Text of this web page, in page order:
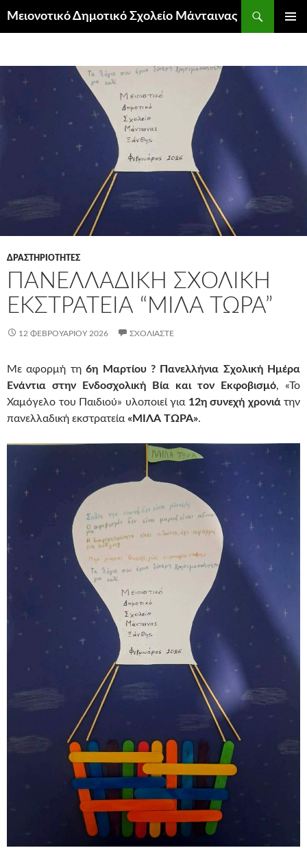
Μειονοτικό Δημοτικό Σχολείο Μάνταινας
ΔΡΑΣΤΗΡΙΟΤΗΤΕΣ
ΠΑΝΕΛΛΑΔΙΚΉ ΣΧΟΛΙΚΉ
ΕΚΣΤΡΑΤΕΊΑ “ΜΊΛΑ ΤΏΡΑ”
12 ΦΕΒΡΟΥΑΡΊΟΥ 2026 ΣΧΟΛΙΆΣΤΕ
Με αφορμή τη6η Μαρτίου ? Πανελλήνια Σχολική Ημέρα
Ενάντια στην Ενδοσχολική Βία και τον Εκφοβισμό, «Το
Χαμόγελο του Παιδιού» υλοποιεί για 12η συνεχή χρονιάτην
πανελλαδική εκστρατεία «ΜΙΛΑ ΤΩΡΑ».